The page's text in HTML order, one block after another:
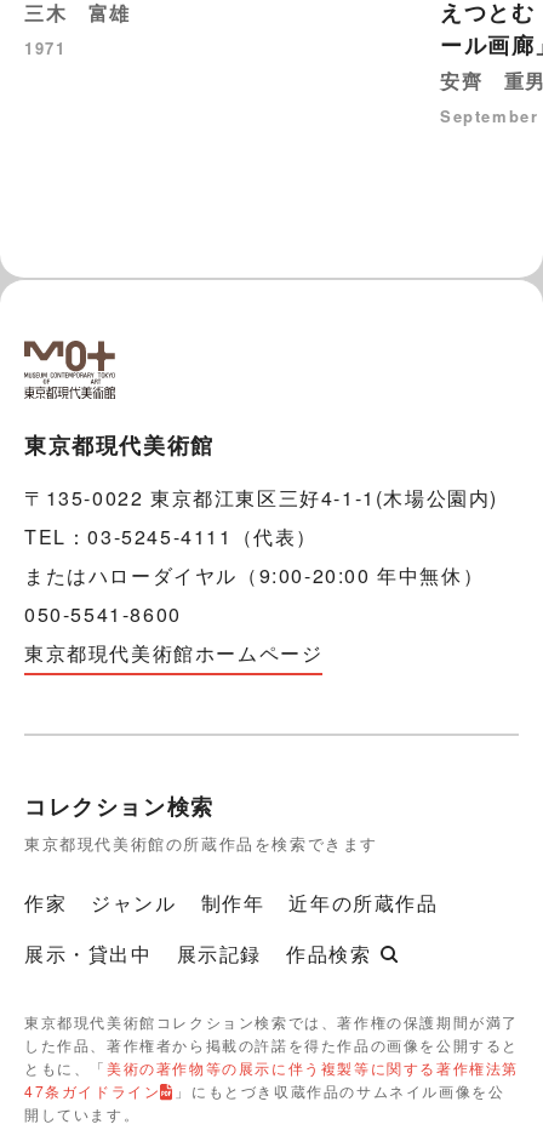
三木 富雄
1971
えつと
ール画廊
安齊 重
東京都現代美術館
〒135-0022 東京都江東区三好4-1-1(木場公園内)
TEL：03-5245-4111（代表）
またはハローダイヤル（9:00-20:00 年中無休）
050-5541-8600
東京都現代美術館ホームページ
コレクション検索
東京都現代美術館の所蔵作品を検索できます
作家 ジャンル 制作年
近年の所蔵作品
展示・貸出中
展示記録 作品検索
東京都現代美術館コレクション検索では、著作権の保護期間が満了
した作品、著作権者から掲載の許諾を得た作品の画像を公開すると
ともに、「美術の著作物等の展示に伴う複製等に関する著作権法第
47条ガイドライン
」にもとづき収蔵作品のサムネイル画像を公
開しています。